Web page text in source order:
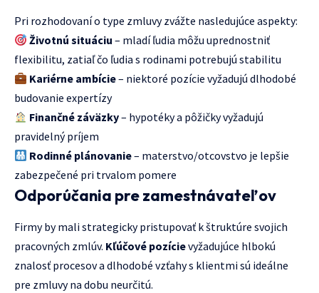
Pri rozhodovaní o type zmluvy zvážte nasledujúce aspekty:
Životnú situáciu – mladí ľudia môžu uprednostniť
flexibilitu, zatiaľ čo ľudia s rodinami potrebujú stabilitu
Kariérne ambície– niektoré pozície vyžadujú dlhodobé
budovanie expertízy
Finančné záväzky– hypotéky a pôžičky vyžadujú
pravidelný príjem
Rodinné plánovanie– materstvo/otcovstvo je lepšie
zabezpečené pri trvalom pomere
Odporúčania pre zamestnávateľov
Firmy by mali strategicky pristupovať k štruktúre svojich
pracovných zmlúv. Kľúčové pozícievyžadujúce hlbokú
znalosť procesov a dlhodobé vzťahy s klientmi sú ideálne
pre zmluvy na dobu neurčitú.